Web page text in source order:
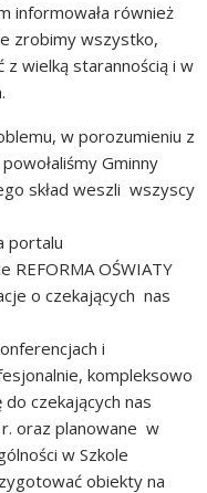
informowała również
zrobimy wszystko,
wielką starannością i w
w porozumieniu z
Gminny
skład weszli wszyscy
portalu
REFORMA OŚWIATY
o czekających nas
i
kompleksowo
czekających nas
oraz planowane w
w Szkole
obiekty na